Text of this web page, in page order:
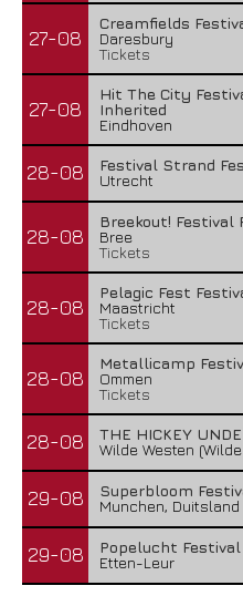
27-08
Creamfields
Daresbury
Tickets
27-08
Hit The City
Inherited
Eindhoven
28-08
Festival Strand
Utrecht
28-08
Breekout! Festival
Bree
Tickets
28-08
Pelagic Fest
Maastricht
Tickets
28-08
Metallicamp
Ommen
Tickets
28-08
THE HICKEY
Wilde Westen
29-08
Superbloom
Munchen, Duitsland
29-08
Popelucht Festival
Etten-Leur